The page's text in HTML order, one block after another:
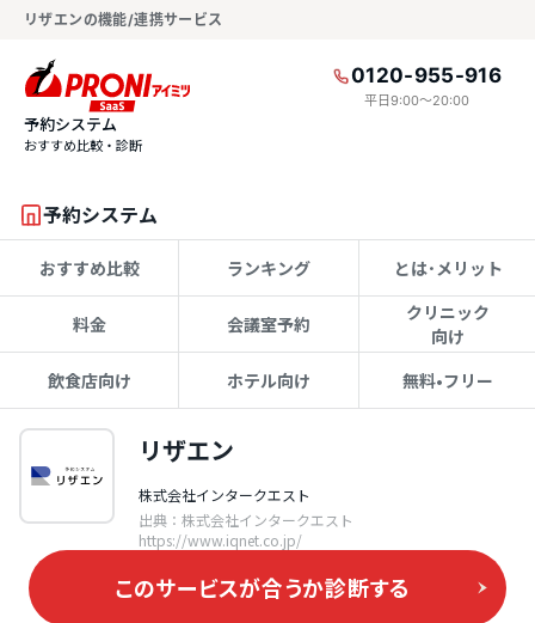
リザエンの機能/連携サービス
0120-955-916
平日9:00〜20:00
予約システム
おすすめ比較・診断
予約システム
おすすめ比較 ランキング とは･メリット
料金 会議室予約
クリニック
向け
飲食店向け
ホテル向け 無料•フリー
リザエン
株式会社インタークエスト
出典：株式会社インタークエスト
https://www.iqnet.co.jp/
このサービスが合うか診断する